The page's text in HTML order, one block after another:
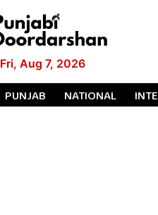
Fri, Aug 7, 2026
PUNJAB NATIONAL